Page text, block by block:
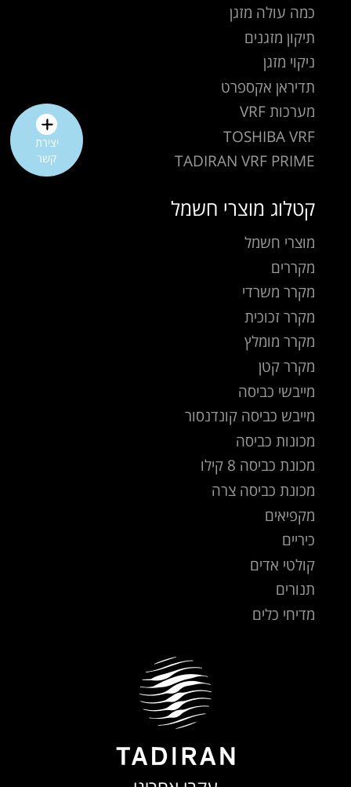
כמה עולה מזגן
תיקון מזגנים
ניקוי מזגן
תדיראן אקספרט
מערכות VRF
TOSHIBA VRF
TADIRAN VRF PRIME
קטלוג מוצרי חשמל
מוצרי חשמל
מקררים
מקרר משרדי
מקרר זכוכית
מקרר מומלץ
מקרר קטן
מייבשי כביסה
מייבש כביסה קונדנסור
מכונות כביסה
מכונת כביסה 8 קילו
מכונת כביסה צרה
מקפיאים
כיריים
קולטי אדים
תנורים
מדיחי כלים
יצירת
קשר